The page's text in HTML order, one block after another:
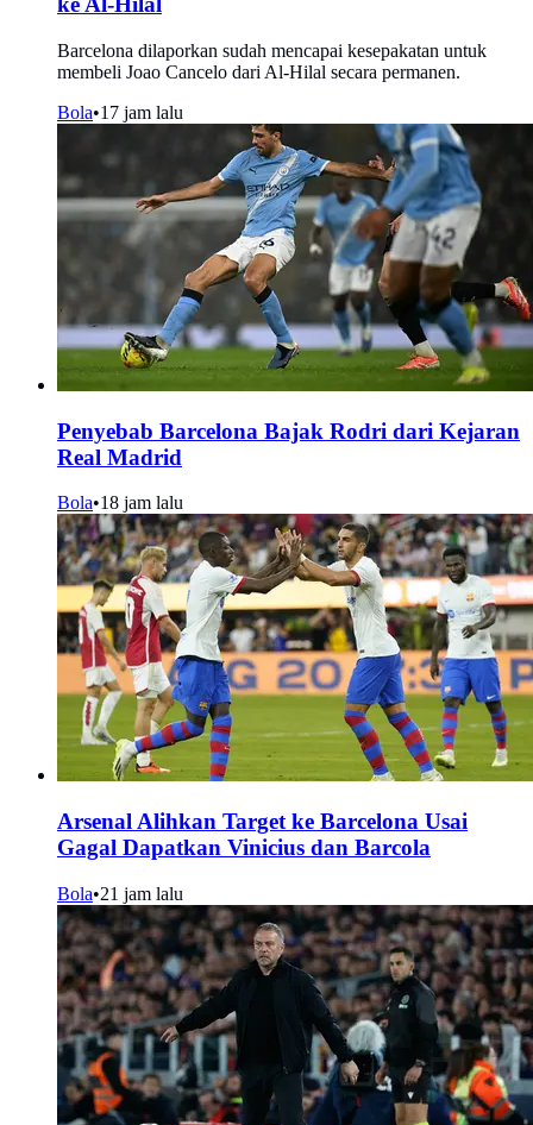
Barcelona dilaporkan sudah mencapai kesepakatan untuk
membeli Joao Cancelo dari Al-Hilal secara permanen.
Bola•17 jam lalu
Penyebab Barcelona Bajak Rodri dari Kejaran
Real Madrid
Bola•18 jam lalu
Arsenal Alihkan Target ke Barcelona Usai
Gagal Dapatkan Vinicius dan Barcola
Bola•21 jam lalu